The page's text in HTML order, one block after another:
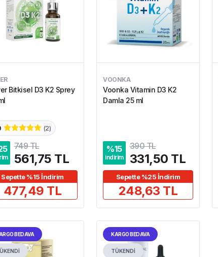
Bitkisel D3 K2 Sprey
(2)
749 TL
561,75 TL
Sepette %15 İndirim
477,49 TL
VOONKA
Voonka Vitamin D3 K2
Damla 25 ml
%15
indirim
390 TL
331,50 TL
Sepette %25 İndirim
248,63 TL
BEDAVA KARGO BEDAVA
TÜKENDİ